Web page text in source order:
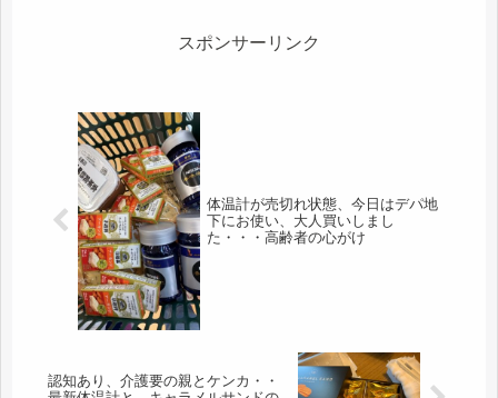
連れ...
スポンサーリンク
体温計が売切れ状態、今日はデパ地
下にお使い、大人買いしまし
た・・・高齢者の心がけ
認知あり、介護要の親とケンカ・・